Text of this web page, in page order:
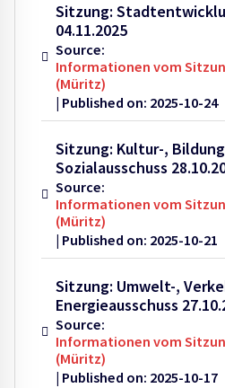
Sitzung:
04.11.2025
Source:
Informationen vom
(Müritz)
Published on: 2025-10-24
Sitzung: Kultur-,
Sozialausschuss
Source:
Informationen vom
(Müritz)
Published on: 2025-10-21
Sitzung: Umwelt-,
Energieausschuss
Source:
Informationen vom
(Müritz)
Published on: 2025-10-17